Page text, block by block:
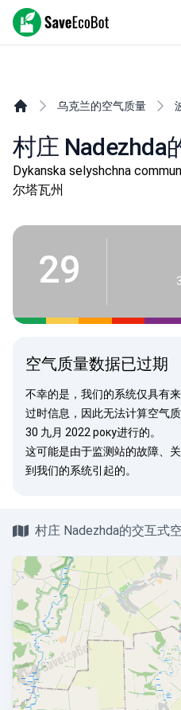
SaveEcoBot
乌克兰的空气质量
村庄 Nadezhda
Dykanska selyshchna
尔塔瓦州
29
空气质量数据已过期
不幸的是，我们的系统仅具有
过时信息，因此无法计算空气
30 九月 2022 року进行的。
这可能是由于监测站的故障、
到我们的系统引起的。
村庄 Nadezhda的交互式